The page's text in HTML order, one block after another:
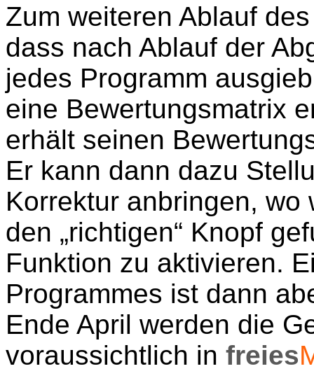
Zum weiteren Ablauf
dass nach Ablauf der
jedes Programm
eine Bewertungsmatrix
erhält seinen
Er kann dann dazu
Korrektur anbringen, wo
den „richtigen“ Knopf
Funktion zu aktivieren.
Programmes ist dann
Ende April werden die
voraussichtlich in freies